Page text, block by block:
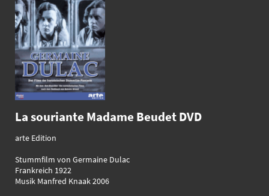
La souriante Madame Beudet DVD
arte Edition
Stummfilm von Germaine Dulac
Frankreich 1922
Musik Manfred Knaak 2006